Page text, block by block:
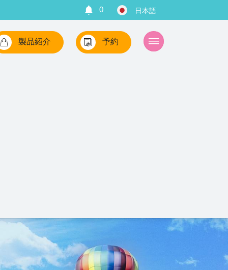
0
製品紹介 予約